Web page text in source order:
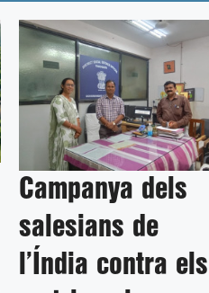
Campanya dels
salesians de
l’Índia contra els